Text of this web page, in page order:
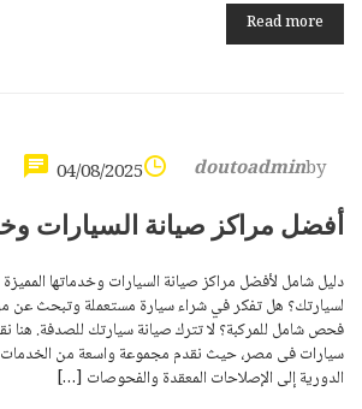
Read more
by
doutoadmin
04/08/2025
أفضل مراكز صيانة السيارات
دليل شامل لأفضل مراكز صيانة السيارات وخدماتها
لسيارتك؟ هل تفكر في شراء سيارة مستعملة وتبحث عن
فحص شامل للمركبة؟ لا تترك صيانة سيارتك للصدفة. هنا
سيارات فى مصر، حيث نقدم مجموعة واسعة من الخدمات
الدورية إلى الإصلاحات المعقدة والفحوصات […]